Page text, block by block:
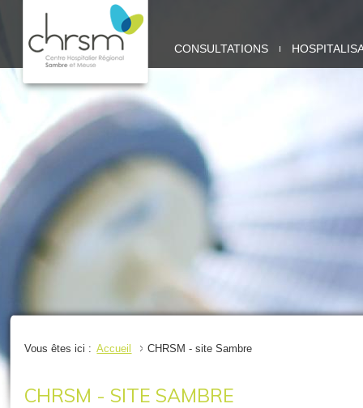
SITE
SAMBRE
CONSULTATIONS
Vous êtes ici : Accueil CHRSM - site Sambre
CHRSM - SITE SAMBRE